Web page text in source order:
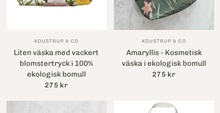
KOUSTRUP & CO
Liten väska med vackert
blomstertryck i 100%
ekologisk bomull
275 kr
KOUSTRUP & CO
Amaryllis - Kosmetisk
väska i ekologisk bomull
275 kr